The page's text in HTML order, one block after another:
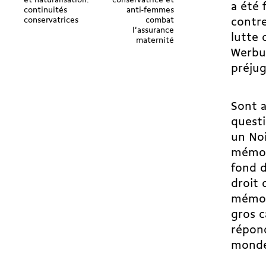
continuités
conservatrices
anti-femmes
combat
l'assurance
maternité
a été
lutte
Sont
un
fond
droit
gros